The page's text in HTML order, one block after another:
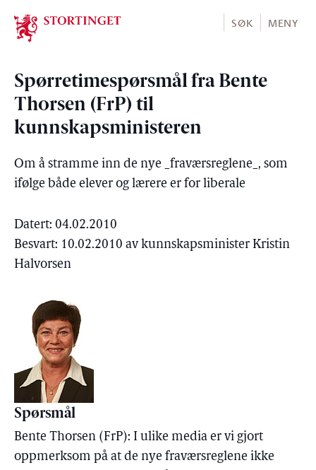
Stortinget.no
SØK MENY
Spørretimespørsmål fra Bente
Thorsen (FrP) til
kunnskapsministeren
Om å stramme inn de nye _fraværsreglene_, som
ifølge både elever og lærere er for liberale
Datert: 04.02.2010
Besvart: 10.02.2010 av kunnskapsminister Kristin
Halvorsen
Spørsmål
Bente Thorsen (FrP): I ulike media er vi gjort
oppmerksom på at de nye fraværsreglene ikke